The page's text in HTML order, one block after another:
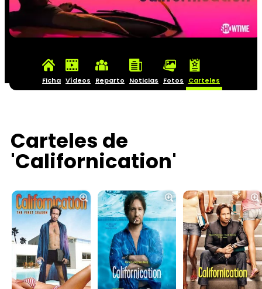
Ficha Vídeos Reparto Noticias Fotos Carteles
Carteles de
'Californication'